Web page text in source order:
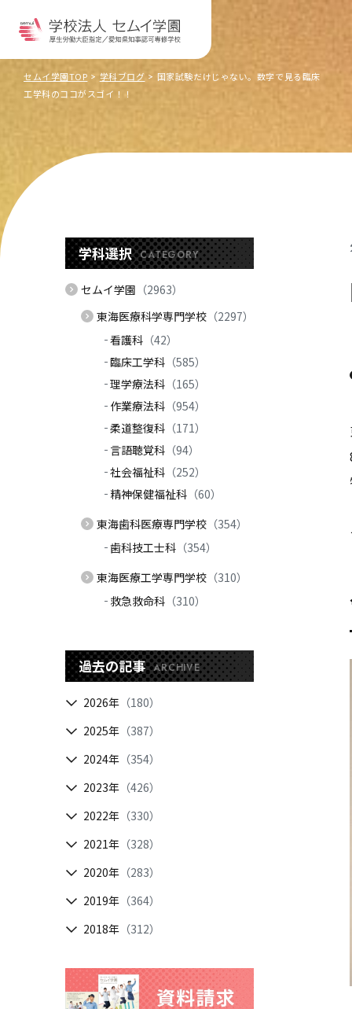
セムイ学園TOP 学科ブログ
国家試験だけじゃない。数字で見る臨床
工学科のココがスゴイ！！
学科選択 CATEGORY
セムイ学園 （2963）
東海医療科学専門学校 （2297）
看護科 （42）
臨床工学科 （585）
理学療法科 （165）
作業療法科 （954）
柔道整復科 （171）
言語聴覚科 （94）
社会福祉科 （252）
精神保健福祉科 （60）
東海歯科医療専門学校 （354）
歯科技工士科 （354）
東海医療工学専門学校 （310）
救急救命科 （310）
過去の記事 ARCHIVE
2026年 （180）
2025年 （387）
2024年 （354）
2023年 （426）
2022年 （330）
2021年 （328）
2020年 （283）
2019年 （364）
2018年 （312）